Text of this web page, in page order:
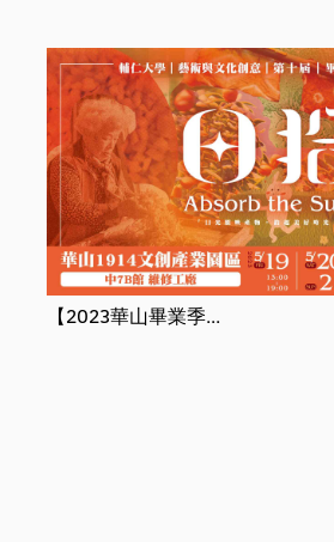
輔仁大學文創系
【2023華山畢業季...